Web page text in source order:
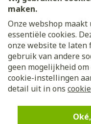
maken.
Onze webshop
essentiële cookies.
onze website te laten
gebruik van andere
geen mogelijkheid
cookie-instellingen
detail uit in ons
Juridische links